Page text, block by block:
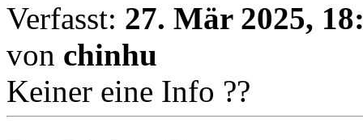
Verfasst: 27. Mär 2025,
von chinhu
Keiner eine Info ??